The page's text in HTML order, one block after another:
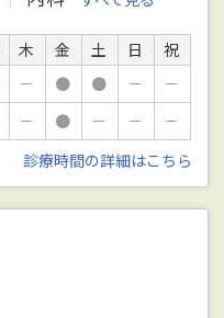
木 金 土 日
祝
－ ● ● －
－
－ ● － －
－
診療時間の詳細はこちら